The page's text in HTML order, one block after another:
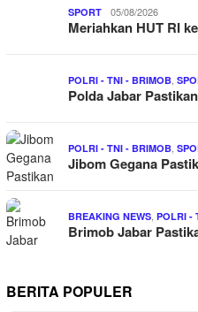
SPORT 05/08/2026
Meriahkan HUT RI
POLRI - TNI - BRIMOB,
Polda Jabar
POLRI - TNI - BRIMOB,
Jibom Gegana
BREAKING NEWS, POLRI -
Brimob Jabar
BERITA POPULER